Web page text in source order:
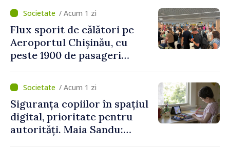
/ Acum 1 zi
Flux sporit de călători pe
Aeroportul Chișinău, cu
peste 1900 de pasageri
de vârf a concediilor
/ Acum 1 zi
Siguranța copiilor în spațiul
digital, prioritate pentru
autorități. Maia Sandu: